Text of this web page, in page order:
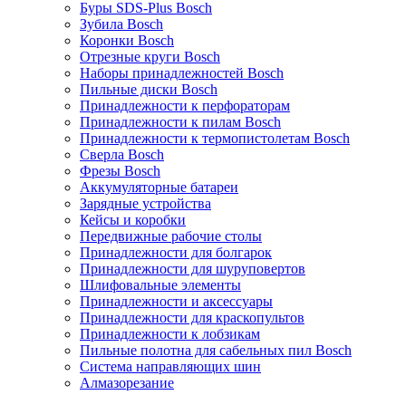
Буры SDS-Plus Bosch
Зубила Bosch
Коронки Bosch
Отрезные круги Bosch
Наборы принадлежностей Bosch
Пильные диски Bosch
Принадлежности к перфораторам
Принадлежности к пилам Bosch
Принадлежности к термопистолетам Bosch
Сверла Bosch
Фрезы Bosch
Аккумуляторные батареи
Зарядные устройства
Кейсы и коробки
Передвижные рабочие столы
Принадлежности для болгарок
Принадлежности для шуруповертов
Шлифовальные элементы
Принадлежности и аксессуары
Принадлежности для краскопультов
Принадлежности к лобзикам
Пильные полотна для сабельных пил Bosch
Система направляющих шин
Алмазорезание